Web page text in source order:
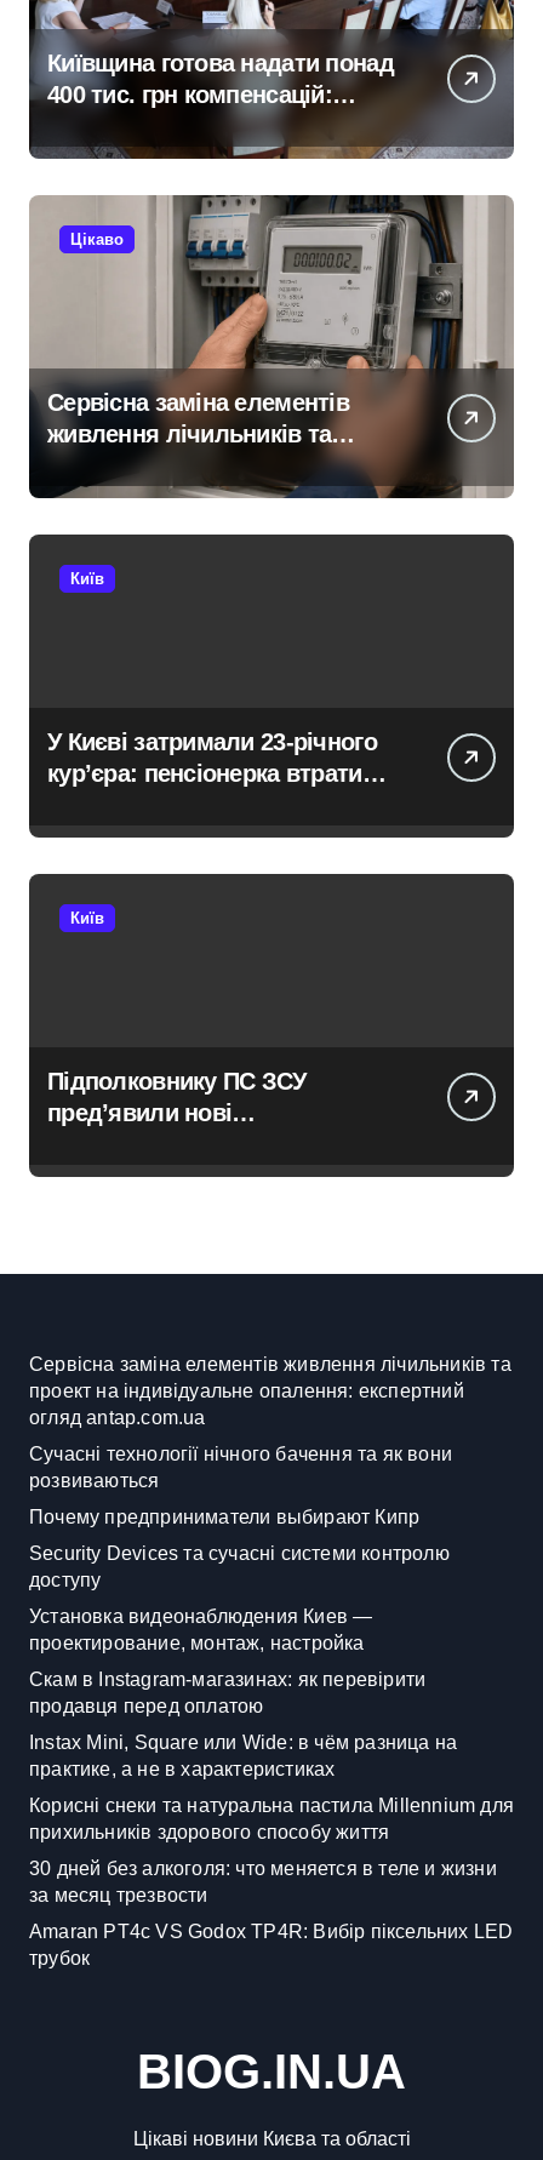
Київщина готова надати понад
400 тис. грн компенсацій:
постраждалих від війни
підприємств
Цікаво
Сервісна заміна елементів
живлення лічильників та
проект на індивідуальне
опалення: експертний огляд
antap.com.ua
Київ
У Києві затримали 23-річного
кур’єра: пенсіонерка втратила
полковника СБУ
Київ
Підполковнику ПС ЗСУ
пред’явили нові
Києві, апартаменти в Буковелі
Сервісна заміна елементів живлення лічильників та
проект на індивідуальне опалення: експертний
огляд antap.com.ua
Сучасні технології нічного бачення та як вони
розвиваються
Почему предприниматели выбирают Кипр
Security Devices та сучасні системи контролю
доступу
Установка видеонаблюдения Киев —
проектирование, монтаж, настройка
Скам в Instagram-магазинах: як перевірити
продавця перед оплатою
Instax Mini, Square или Wide: в чём разница на
практике, а не в характеристиках
Корисні снеки та натуральна пастила Millennium для
прихильників здорового способу життя
30 дней без алкоголя: что меняется в теле и жизни
за месяц трезвости
Amaran PT4c VS Godox TP4R: Вибір піксельних LED
трубок
BIOG.IN.UA
Цікаві новини Києва та області